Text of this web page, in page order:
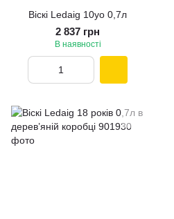
Віскі Ledaig 10yo 0,7л
2 837 грн
В наявності